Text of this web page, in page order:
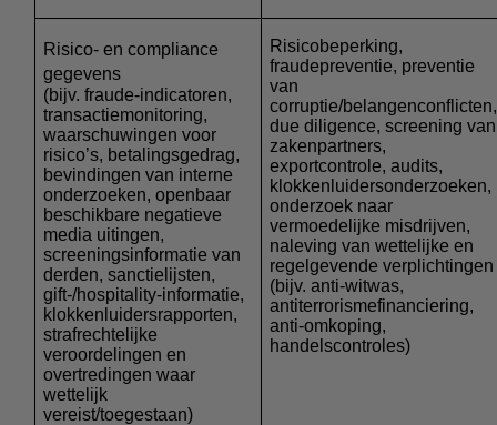
Risico- en compliance
gegevens
(bijv. fraude-indicatoren,
transactiemonitoring,
waarschuwingen voor
risico’s, betalingsgedrag,
bevindingen van interne
onderzoeken, openbaar
beschikbare negatieve
media uitingen,
screeningsinformatie van
derden, sanctielijsten,
gift-/hospitality-informatie,
klokkenluidersrapporten,
strafrechtelijke
veroordelingen en
overtredingen waar
wettelijk
vereist/toegestaan)
Risicobeperking,
fraudepreventie, preventie
van
corruptie/belangenconflicten,
due diligence, screening van
zakenpartners,
exportcontrole, audits,
klokkenluidersonderzoeken,
onderzoek naar
vermoedelijke misdrijven,
naleving van wettelijke en
regelgevende verplichtingen
(bijv. anti-witwas,
antiterrorismefinanciering,
anti-omkoping,
handelscontroles)